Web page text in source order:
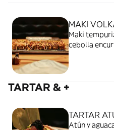
MAKI
Maki
cebolla
TARTAR & +
TARTAR
Atún y